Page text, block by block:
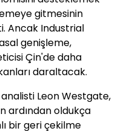
gitmesinin
Ancak Industrial
genişleme,
Çin'de daha
daraltacak.
Leon Westgate,
ardından oldukça
bir geri çekilme